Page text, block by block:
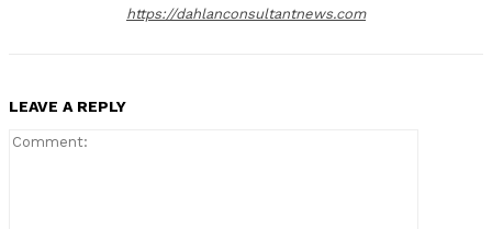
https://dahlanconsultantnews.com
LEAVE A REPLY